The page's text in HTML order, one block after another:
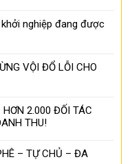
nghiệp đang được
VỘI ĐỔ LỖI CHO
2.000 ĐỐI TÁC
THU!
– TỰ CHỦ – ĐA